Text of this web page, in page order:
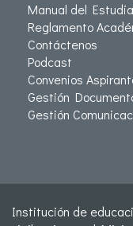
Manual del
Reglamento
Contáctenos
Podcast
Convenios
Gestión
Gestión
Institución de